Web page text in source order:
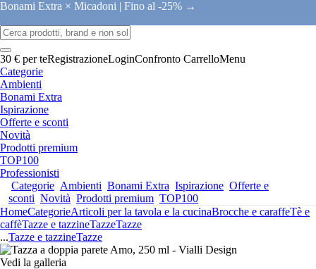
Bonami Extra × Micadoni | Fino al -25% →
30 € per teRegistrazioneLoginConfronto CarrelloMenu
Categorie
Ambienti
Bonami Extra
Ispirazione
Offerte e sconti
Novità
Prodotti premium
TOP100
Professionisti
Categorie Ambienti Bonami Extra Ispirazione Offerte e
sconti Novità Prodotti premium TOP100
HomeCategorieArticoli per la tavola e la cucinaBrocche e caraffeTè e
caffèTazze e tazzineTazzeTazze
...Tazze e tazzineTazze
Vedi la galleria